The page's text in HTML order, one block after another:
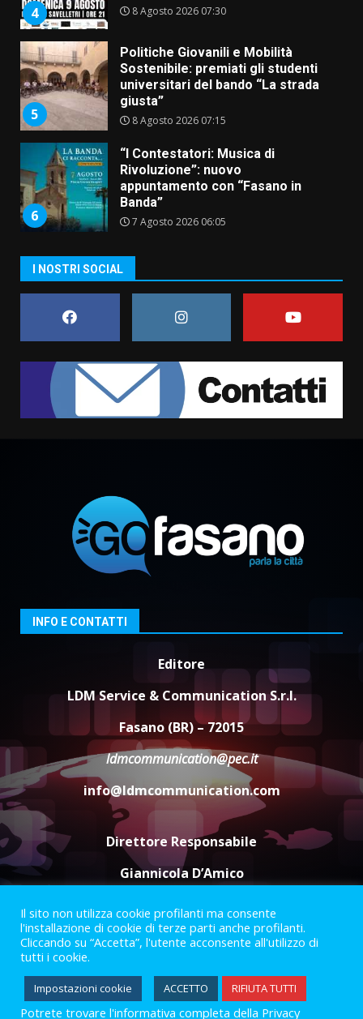
4 8 Agosto 2026 07:30
5
Politiche Giovanili e Mobilità
Sostenibile: premiati gli studenti
universitari del bando “La strada
giusta”
8 Agosto 2026 07:15
6
“I Contestatori: Musica di
Rivoluzione”: nuovo
appuntamento con “Fasano in
Banda”
7 Agosto 2026 06:05
amarezza per esclusione dal
campionato di calcio”
7 Agosto 2026 06:00
1
Grande successo per la “Sagra
del Pesce Spada” a Savelletri
9 Agosto 2026 07:32
ottenere l’iscrizione
8 Agosto 2026 19:55
3
La Banda Città di Fasano apre
Savelletri in festa, domani sera
grande spettacolo con Uccio De
Santis
8 Agosto 2026 07:30
Politiche Giovanili e Mobilità
Sostenibile: premiati gli studenti
universitari del bando “La strada
giusta”
8 Agosto 2026 07:15
I NOSTRI SOCIAL
INFO E CONTATTI
Editore
LDM Service & Communication S.r.l.
Fasano (BR) – 72015
ldmcommunication@pec.it
info@ldmcommunication.com
Direttore Responsabile
Giannicola D’Amico
Termini e Condizioni
Privacy Policy
Informazioni Legali
Facebook
Instagram
Youtube
Il sito non utilizza cookie profilanti ma consente
l'installazione di cookie di terze parti anche profilanti.
Cliccando su “Accetta”, l'utente acconsente all'utilizzo di
tutti i cookie.
Impostazioni cookie ACCETTO RIFIUTA TUTTI
Potrete trovare l'informativa completa della Privacy